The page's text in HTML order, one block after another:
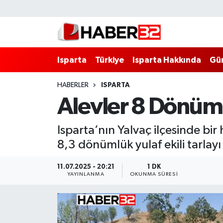
Isparta Türkiye Isparta Hakkında
HABERLER ISPARTA
Alevler 8 Dönüm
Isparta’nın Yalvaç ilçesinde
8,3 dönümlük yulaf ekili
11.07.2025 - 20:21
YAYINLANMA
1 DK
OKUNMA SÜRESI
Isparta Hakkında
Esnaf Diyor ki;
BİLİM VE TEKNOLOJİ
EĞİTİM
Isparta Nöbetçi Eczaneler
Isparta Hava Durumu
Isparta Trafik Yoğunluk Haritası
Süper Lig Puan Durumu ve Fikstür
Tüm Manşetler
Son Dakika Haberleri